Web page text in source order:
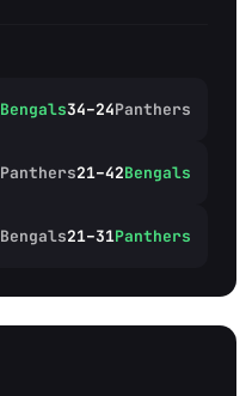
Bengals34–24Panthers
Panthers21–42Bengals
Bengals21–31Panthers